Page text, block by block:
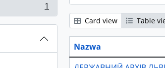
1
Card view Table
Nazwa